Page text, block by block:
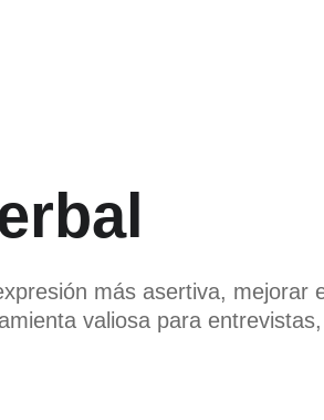
más asertiva, mejorar
valiosa para